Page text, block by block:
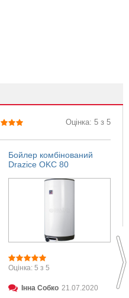
Оцінка: 5 з 5
Бойлер комбінований
Drazice OKC 80
Оцінка: 5 з 5
Інна Собко 21.07.2020